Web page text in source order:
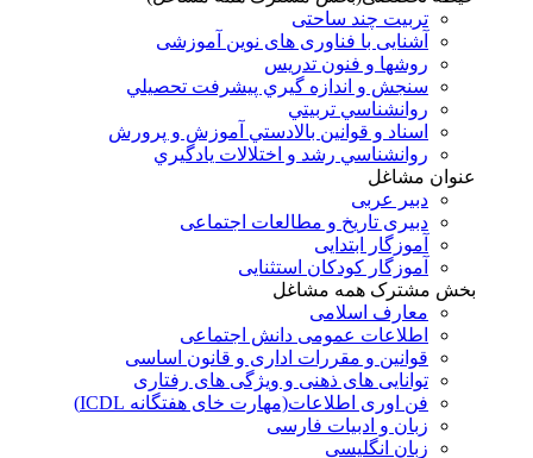
تربیت چند ساحتی
آشنایی با فناوری های نوین آموزشی
روشها و فنون تدريس
سنجش و اندازه گيري پيشرفت تحصيلي
روانشناسي تربيتي
اسناد و قوانين بالادستي آموزش و پرورش
روانشناسي رشد و اختلالات يادگيري
عنوان مشاغل
دبير عربی
دبیری تاریخ و مطالعات اجتماعی
آموزگار ابتدایی
آموزگار کودکان استثنایی
بخش مشترک همه مشاغل
معارف اسلامی
اطلاعات عمومی دانش اجتماعی
قوانین و مقررات اداری و قانون اساسی
توانایی های ذهنی و ویژگی های رفتاری
فن اوری اطلاعات(مهارت خای هفتگانه ICDL)
زبان و ادبیات فارسی
زبان انگلیسی